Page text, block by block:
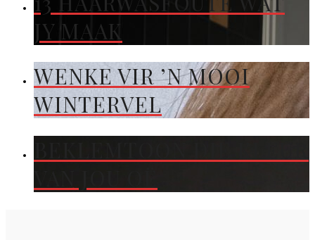
JY MAAK
WENKE VIR ’N MOOI
WINTERVEL